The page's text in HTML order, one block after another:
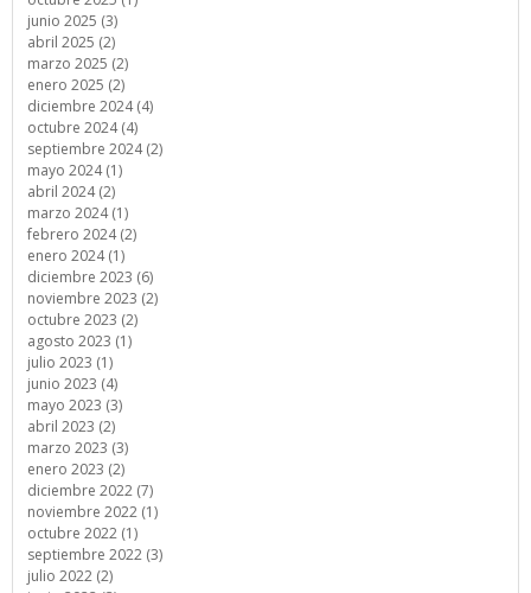
junio 2025 (3)
abril 2025 (2)
marzo 2025 (2)
enero 2025 (2)
diciembre 2024 (4)
octubre 2024 (4)
septiembre 2024 (2)
mayo 2024 (1)
abril 2024 (2)
marzo 2024 (1)
febrero 2024 (2)
enero 2024 (1)
diciembre 2023 (6)
noviembre 2023 (2)
octubre 2023 (2)
agosto 2023 (1)
julio 2023 (1)
junio 2023 (4)
mayo 2023 (3)
abril 2023 (2)
marzo 2023 (3)
enero 2023 (2)
diciembre 2022 (7)
noviembre 2022 (1)
octubre 2022 (1)
septiembre 2022 (3)
julio 2022 (2)